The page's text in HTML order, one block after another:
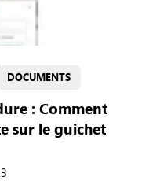
DOCUMENTS
: Comment
sur le guichet